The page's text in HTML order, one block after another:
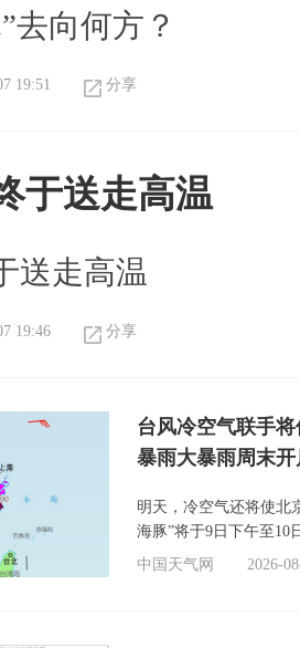
去向何方？
19:51 分享
于送走高温
送走高温
19:46 分享
台风冷空气联手
暴雨大暴雨周末开
明天，冷空气还将使北
海豚”将于9日下午至10
中国天气网
2026-